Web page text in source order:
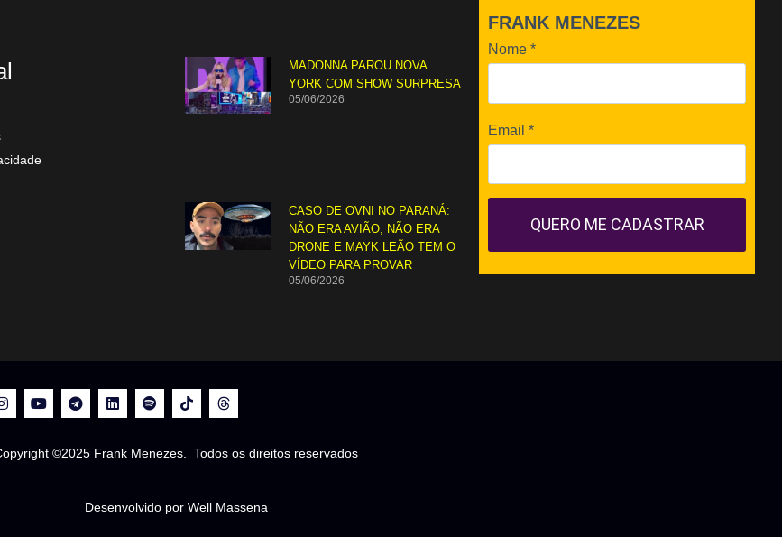
MADONNA PAROU NOVA
YORK COM SHOW SURPRESA
05/06/2026
CASO DE OVNI NO PARANÁ:
NÃO ERA AVIÃO, NÃO ERA
DRONE E MAYK LEÃO TEM O
VÍDEO PARA PROVAR
05/06/2026
FRANK MENEZES
Nome *
Email *
QUERO ME CADASTRAR
©2025 Frank Menezes. Todos os direitos reservados
Desenvolvido por Well Massena